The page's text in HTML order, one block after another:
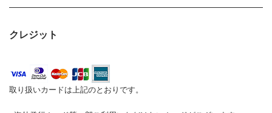
クレジット
取り扱いカードは上記のとおりです。